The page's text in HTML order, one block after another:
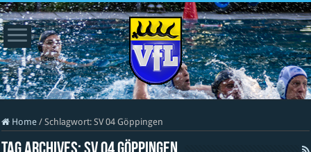
Home / Schlagwort:SV 04 Göppingen